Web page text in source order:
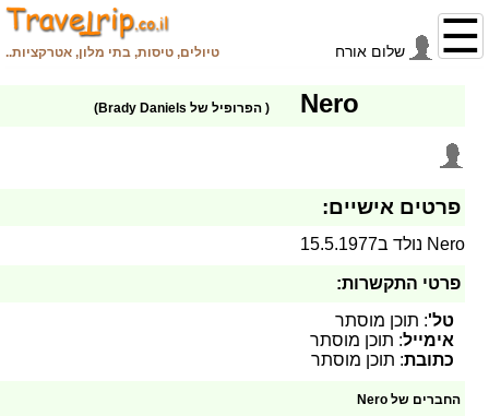
שלוםאורח טיולים, טיסות, בתי מלון, אטרקציות..
Nero ( הפרופיל של Brady Daniels)
פרטים אישיים:
Nero נולד ב15.5.1977
פרטי התקשרות:
טל': תוכן מוסתר
אימייל: תוכן מוסתר
כתובת: תוכן מוסתר
החברים של Nero